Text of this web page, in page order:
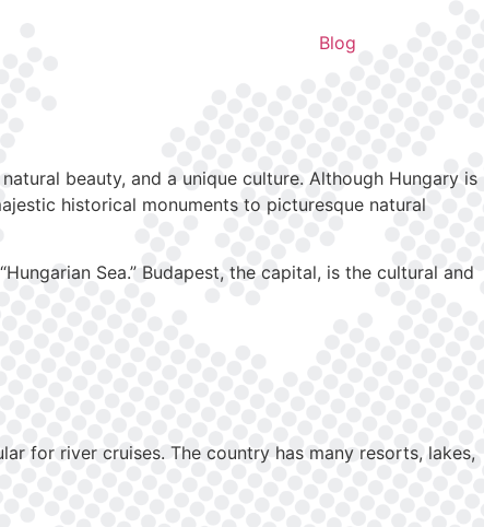
Blog
beauty, and a unique culture. Although Hungary is
historical monuments to picturesque natural
Sea.” Budapest, the capital, is the cultural and
for river cruises. The country has many resorts, lakes,